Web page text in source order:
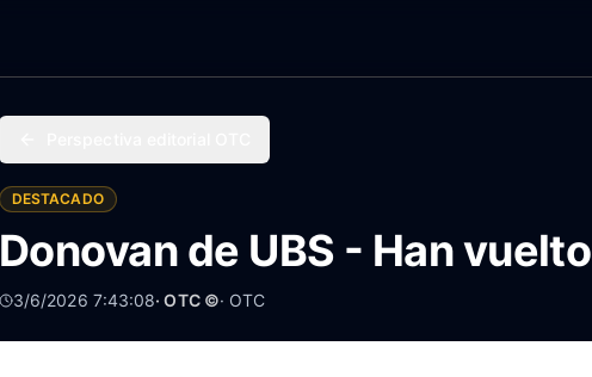
DESTACADO
Donovan de UBS - Han vuelto
3/6/2026 7:43:08· OTC ©· OTC